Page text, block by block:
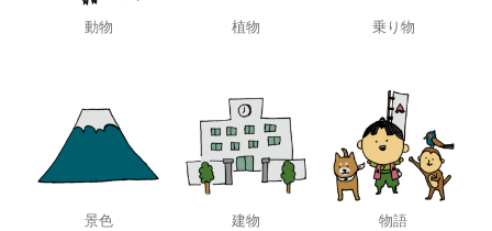
動物 植物 乗り物
景色 建物 物語